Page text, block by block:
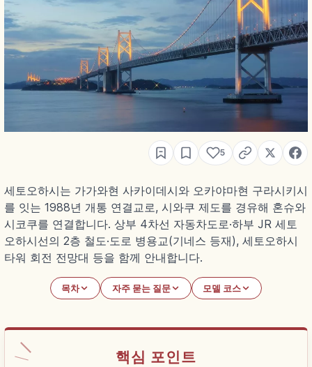
5
세토오하시는 가가와현 사카이데시와 오카야마현 구라시키시
를 잇는 1988년 개통 연결교로, 시와쿠 제도를 경유해 혼슈와
시코쿠를 연결합니다. 상부 4차선 자동차도로·하부 JR 세토
오하시선의 2층 철도·도로 병용교(기네스 등재), 세토오하시
타워 회전 전망대 등을 함께 안내합니다.
목차 자주 묻는 질문 모델 코스
핵심 포인트